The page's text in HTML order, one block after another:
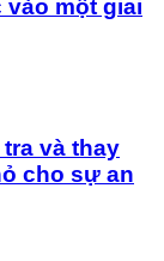
một giai
và thay
cho sự an